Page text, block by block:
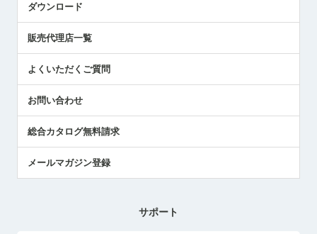
社員ブログ
中小企業のBCP地震対策
センサのテクニカルガイド
社長ブログ
ダウンロード
販売代理店一覧
よくいただくご質問
お問い合わせ
総合カタログ無料請求
メールマガジン登録
サポート